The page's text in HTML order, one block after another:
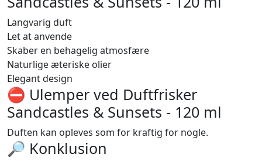
Langvarig duft
Let at anvende
Skaber en behagelig atmosfære
Naturlige æteriske olier
Elegant design
⛔️ Ulemper ved Duftfrisker
Sandcastles & Sunsets - 120 ml
Duften kan opleves som for kraftig for nogle.
🔎 Konklusion